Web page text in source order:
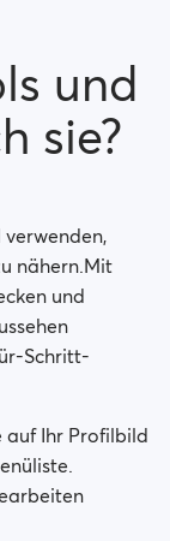
verwende ich
und
sie?
nähern.Mit
und
Schritt-
auf Ihr Profilbild